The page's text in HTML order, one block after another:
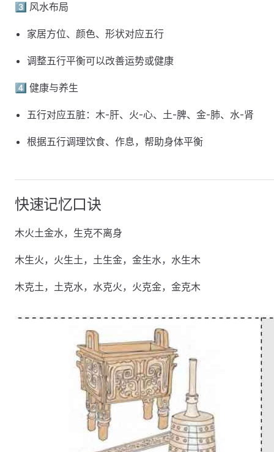
3️⃣ 风水布局
家居方位、颜色、形状对应五行
调整五行平衡可以改善运势或健康
4️⃣ 健康与养生
五行对应五脏：木-肝、火-心、土-脾、金-肺、水-肾
根据五行调理饮食、作息，帮助身体平衡
快速记忆口诀
木火土金水，生克不离身
木生火，火生土，土生金，金生水，水生木
木克土，土克水，水克火，火克金，金克木